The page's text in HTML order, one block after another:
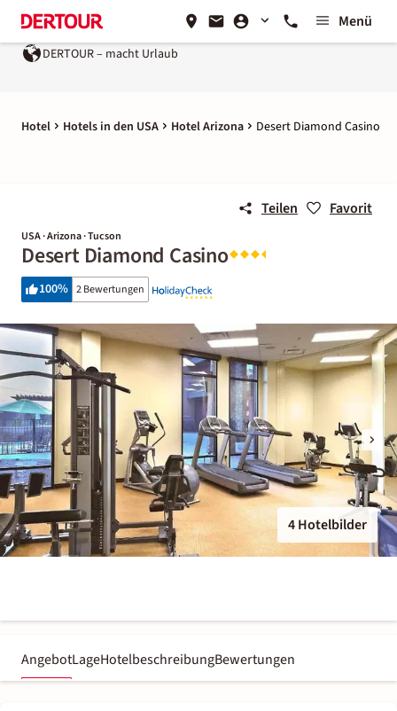
Menü
DERTOUR – macht Urlaub
Hotel Hotels in den USA Hotel Arizona Desert Diamond Casino
Teilen Favorit
USA · Arizona · Tucson
Desert Diamond Casino
100% 2 Bewertungen
4 Hotelbilder
AngebotLageHotelbeschreibungBewertungen